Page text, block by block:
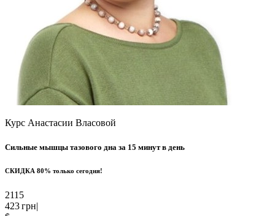
Курс Анастасии Власовой
Сильные мышцы тазового дна за 15 минут в день
СКИДКА 80% только сегодня!
2115
423грн